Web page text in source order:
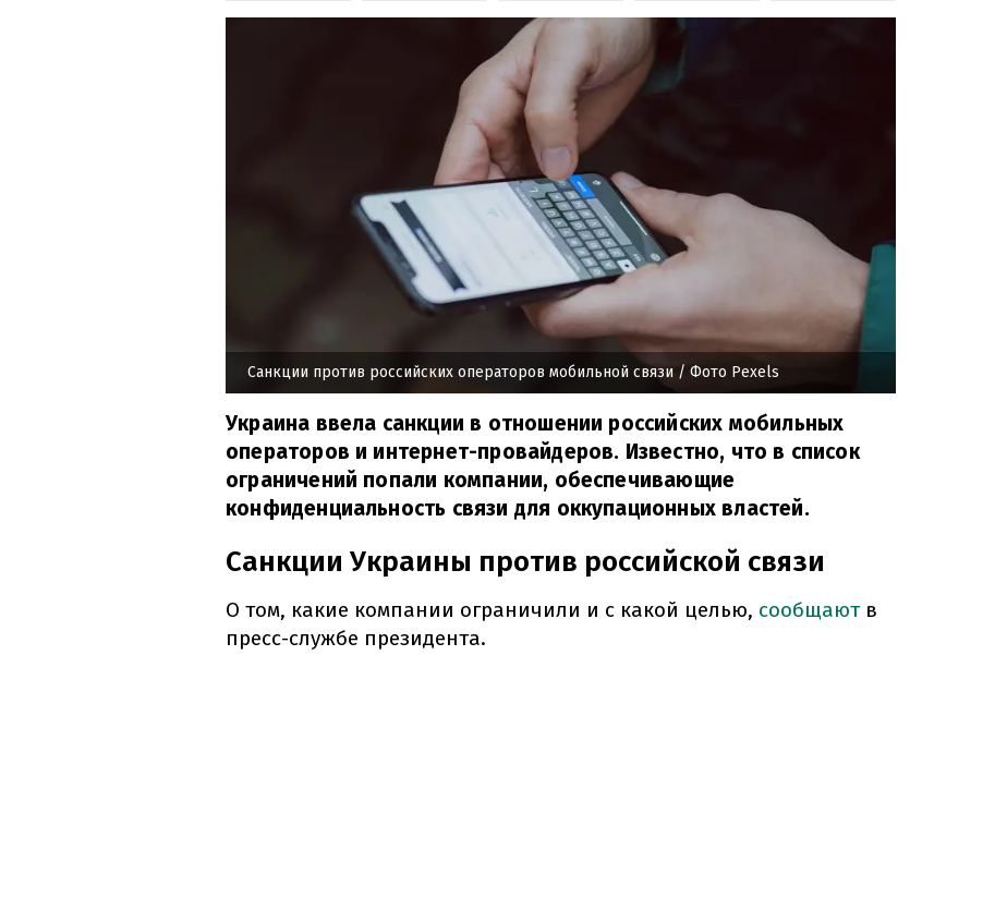
Санкции против российских операторов мобильной связи / Фото Pexels
Украина ввела санкции в отношении российских мобильных
операторов и интернет-провайдеров. Известно, что в список
ограничений попали компании, обеспечивающие
конфиденциальность связи для оккупационных властей.
Санкции Украины против российской связи
О том, какие компании ограничили и с какой целью, сообщаютв
пресс-службе президента.